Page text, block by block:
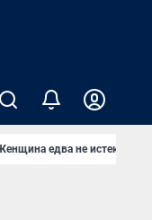
едва не истекла